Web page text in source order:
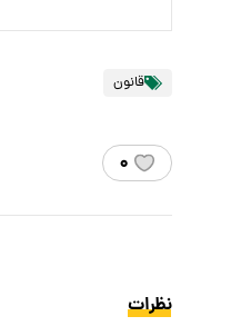
قانون
۰
نظرات